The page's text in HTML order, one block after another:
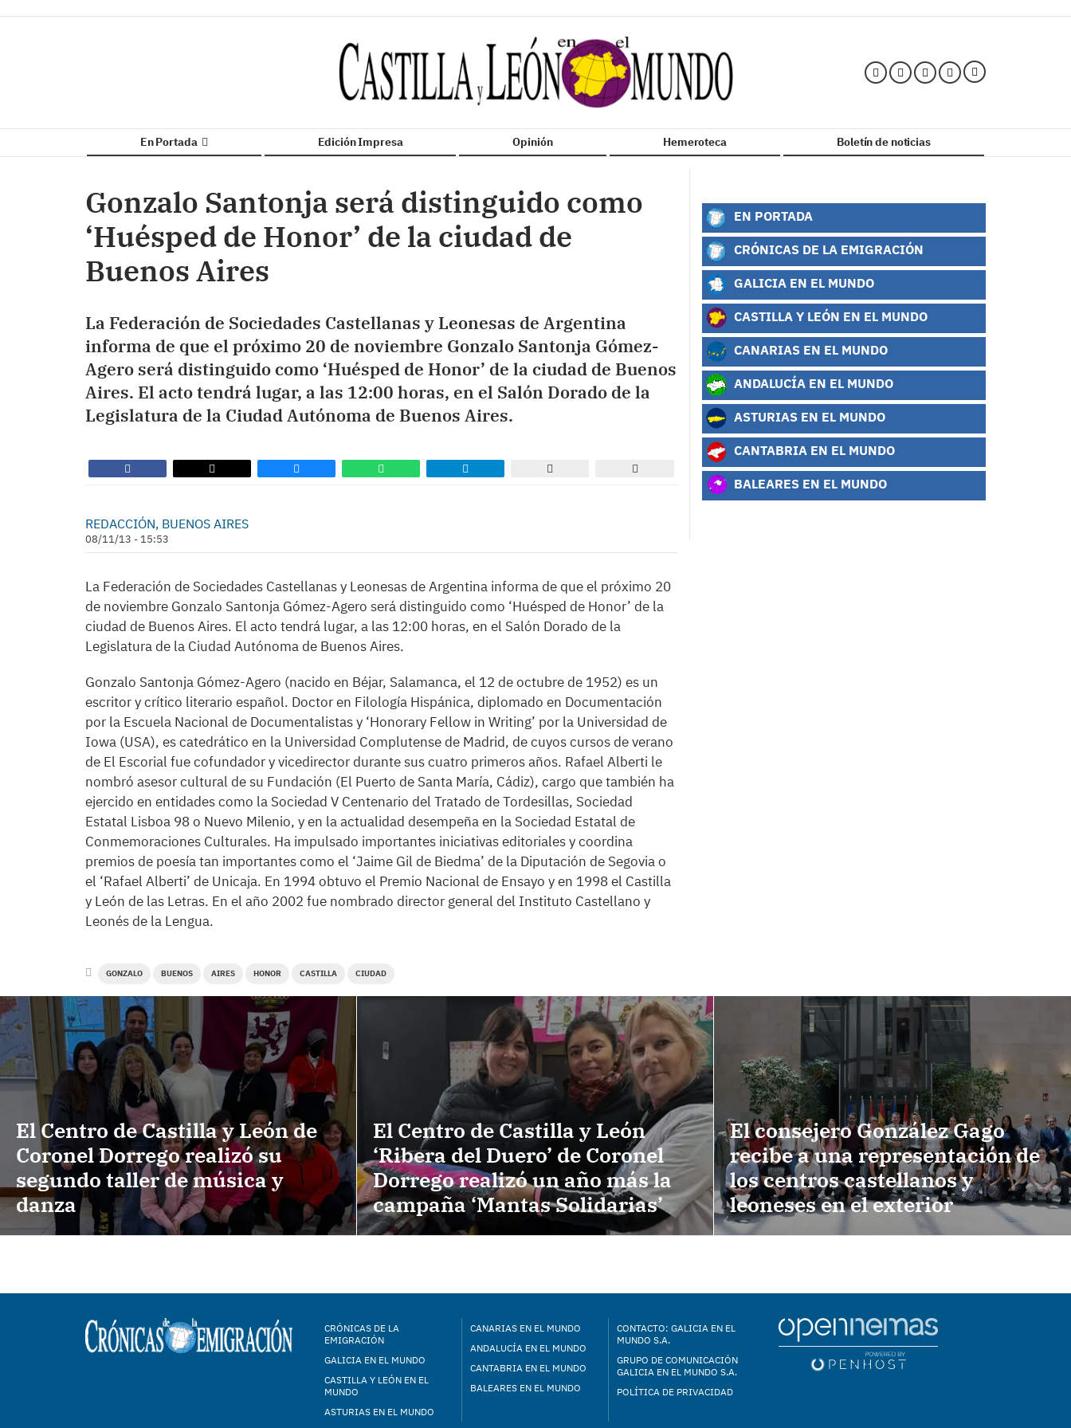
En Portada Edición Impresa Opinión Hemeroteca Boletín de noticias
Gonzalo Santonja será distinguido como
‘Huésped de Honor’ de la ciudad de
Buenos Aires
La Federación de Sociedades Castellanas y Leonesas de Argentina
informa de que el próximo 20 de noviembre Gonzalo Santonja Gómez-
Agero será distinguido como ‘Huésped de Honor’ de la ciudad de Buenos
Aires. El acto tendrá lugar, a las 12:00 horas, en el Salón Dorado de la
Legislatura de la Ciudad Autónoma de Buenos Aires.
REDACCIÓN, BUENOS AIRES
08/11/13 - 15:53
La Federación de Sociedades Castellanas y Leonesas de Argentina informa de que el próximo 20
de noviembre Gonzalo Santonja Gómez-Agero será distinguido como ‘Huésped de Honor’ de la
ciudad de Buenos Aires. El acto tendrá lugar, a las 12:00 horas, en el Salón Dorado de la
Legislatura de la Ciudad Autónoma de Buenos Aires.
Gonzalo Santonja Gómez-Agero (nacido en Béjar, Salamanca, el 12 de octubre de 1952) es un
escritor y crítico literario español. Doctor en Filología Hispánica, diplomado en Documentación
por la Escuela Nacional de Documentalistas y ‘Honorary Fellow in Writing’ por la Universidad de
Iowa (USA), es catedrático en la Universidad Complutense de Madrid, de cuyos cursos de verano
de El Escorial fue cofundador y vicedirector durante sus cuatro primeros años. Rafael Alberti le
nombró asesor cultural de su Fundación (El Puerto de Santa María, Cádiz), cargo que también ha
ejercido en entidades como la Sociedad V Centenario del Tratado de Tordesillas, Sociedad
Estatal Lisboa 98 o Nuevo Milenio, y en la actualidad desempeña en la Sociedad Estatal de
Conmemoraciones Culturales. Ha impulsado importantes iniciativas editoriales y coordina
premios de poesía tan importantes como el ‘Jaime Gil de Biedma’ de la Diputación de Segovia o
el ‘Rafael Alberti’ de Unicaja. En 1994 obtuvo el Premio Nacional de Ensayo y en 1998 el Castilla
y León de las Letras. En el año 2002 fue nombrado director general del Instituto Castellano y
Leonés de la Lengua.
GONZALO BUENOS AIRES HONOR CASTILLA CIUDAD
EN PORTADA
CRÓNICAS DE LA EMIGRACIÓN
GALICIA EN EL MUNDO
CASTILLA Y LEÓN EN EL MUNDO
CANARIAS EN EL MUNDO
ANDALUCÍA EN EL MUNDO
ASTURIAS EN EL MUNDO
CANTABRIA EN EL MUNDO
BALEARES EN EL MUNDO
El Centro de Castilla y León de
Coronel Dorrego realizó su
segundo taller de música y
danza
El Centro de Castilla y León
‘Ribera del Duero’ de Coronel
Dorrego realizó un año más la
campaña ‘Mantas Solidarias’
El consejero González Gago
recibe a una representación de
los centros castellanos y
leoneses en el exterior
CRÓNICAS DE LA
EMIGRACIÓN
GALICIA EN EL MUNDO
CASTILLA Y LEÓN EN EL
MUNDO
ASTURIAS EN EL MUNDO
CANARIAS EN EL MUNDO
ANDALUCÍA EN EL MUNDO
CANTABRIA EN EL MUNDO
BALEARES EN EL MUNDO
CONTACTO: GALICIA EN EL
MUNDO S.A.
GRUPO DE COMUNICACIÓN
GALICIA EN EL MUNDO S.A.
POLÍTICA DE PRIVACIDAD